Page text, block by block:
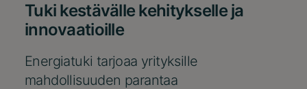
Tuki kestävälle kehitykselle ja
innovaatioille
Energiatuki tarjoaa yrityksille
mahdollisuuden parantaa